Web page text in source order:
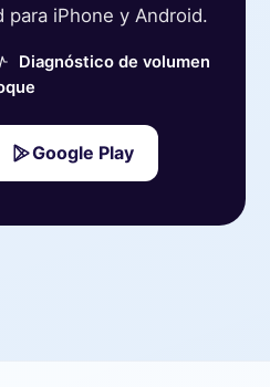
para iPhone y Android.
Diagnóstico de volumen
Google Play